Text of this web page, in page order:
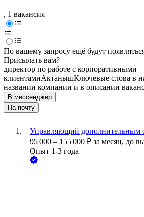
, 1 вакансия
По вашему запросу ещё будут
Присылать вам?
директор по работе с корпоративными
клиентамиАктанышКлючевые слова в
названии компании и в описании
В мессенджер
На почту
Управляющий дополнительным
95 000 – 155 000 ₽ за месяц, до
Опыт 1-3 года